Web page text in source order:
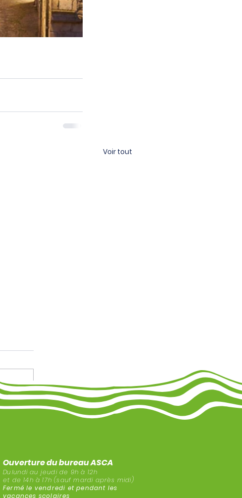
Voir tout
Cap sur Saint-Nazaire
Ouverture du bureauASCA
Dulundi au jeudi de 9h à 12h
et de 14h à 17h (sauf mardi après midi)
Fermé le vendredi et pendant les
vacances scolaires